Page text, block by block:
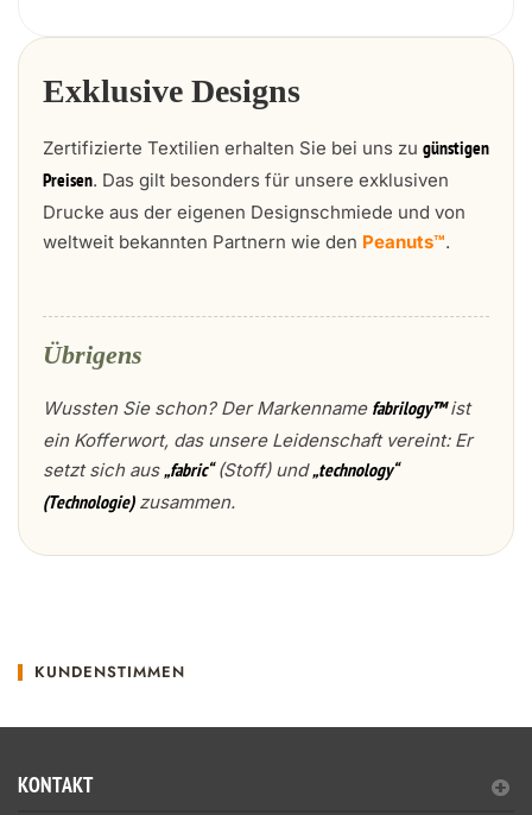
Exklusive Designs
Zertifizierte Textilien erhalten Sie bei uns zu günstigen
Preisen. Das gilt besonders für unsere exklusiven
Drucke aus der eigenen Designschmiede und von
weltweit bekannten Partnern wie den Peanuts™.
Übrigens
Wussten Sie schon? Der Markenname fabrilogy™ist
ein Kofferwort, das unsere Leidenschaft vereint: Er
setzt sich aus„fabric“(Stoff) und„technology“
(Technologie)zusammen.
KUNDENSTIMMEN
KONTAKT